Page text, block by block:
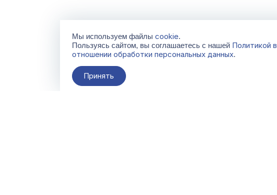
Мы используем файлы cookie.
Пользуясь сайтом, вы соглашаетесь с нашей Политикой в
отношении обработки персональных данных.
Принять